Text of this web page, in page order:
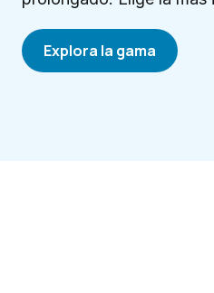
Explora la gama